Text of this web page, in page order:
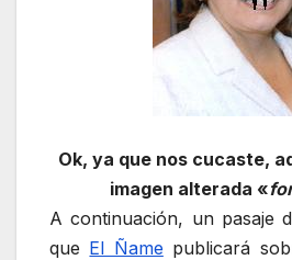
Ok, ya que nos cucaste,
imagen alterada «
A continuación, un pasaje
que El Ñame publicará